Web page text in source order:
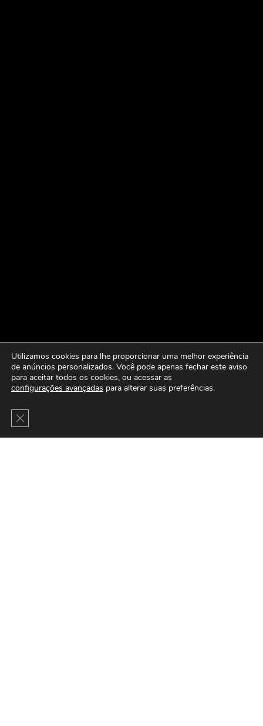
Utilizamos cookies para lhe proporcionar uma melhor experiência
de anúncios personalizados. Você pode apenas fechar este aviso
para aceitar todos os cookies, ou acessar as
configurações avançadas para alterar suas preferências.
Close GDPR Cookie Banner